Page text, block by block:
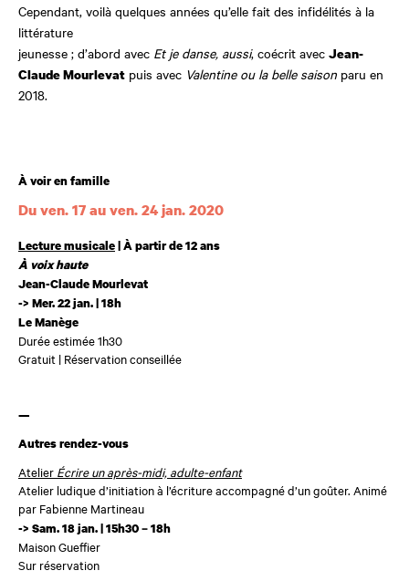
Cependant, voilà quelques années qu’elle fait des infidélités à la
littérature
jeunesse ; d’abord avec Et je danse, aussi, coécrit avec Jean-
Claude Mourlevat puis avec Valentine ou la belle saison paru en
2018.
À voir en famille
Dates et horaires
Du ven. 17 au ven. 24 jan. 2020
Lecture musicale| À partir de 12 ans
À voix haute
Jean-Claude Mourlevat
-> Mer. 22 jan. | 18h
Le Manège
Durée estimée 1h30
Gratuit | Réservation conseillée
—
Autres rendez-vous
Atelier Écrire un après-midi, adulte-enfant
Atelier ludique d’initiation à l’écriture accompagné d’un goûter. Animé
par Fabienne Martineau
-> Sam. 18 jan. | 15h30 – 18h
Maison Gueffier
Sur réservation